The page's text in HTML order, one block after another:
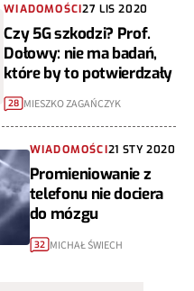
WIADOMOŚCI27 LIS 2020
Czy 5G szkodzi? Prof.
Dołowy: nie ma badań,
które by to potwierdzały
28 MIESZKO ZAGAŃCZYK
WIADOMOŚCI21 STY 2020
Promieniowanie z
telefonu nie dociera
do mózgu
32 MICHAŁ ŚWIECH